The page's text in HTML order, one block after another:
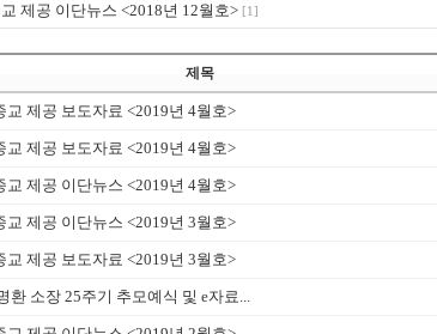
제공 이단뉴스 <2018년 12월호> [1]
제목
교 제공 보도자료 <2019년 4월호>
교 제공 보도자료 <2019년 4월호>
교 제공 이단뉴스 <2019년 4월호>
교 제공 이단뉴스 <2019년 3월호>
교 제공 보도자료 <2019년 3월호>
환 소장 25주기 추모예식 및 e자료...